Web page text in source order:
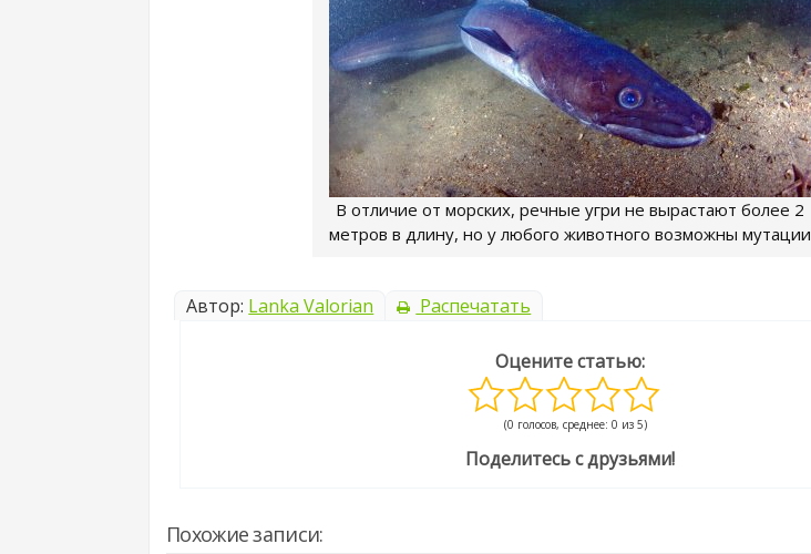
В отличие от морских, речные угри не вырастают более 2
метров в длину, но у любого животного возможны мутации
Автор: Lanka Valorian Распечатать
Оцените статью:
(0 голосов, среднее: 0 из 5)
Поделитесь с друзьями!
Похожие записи: